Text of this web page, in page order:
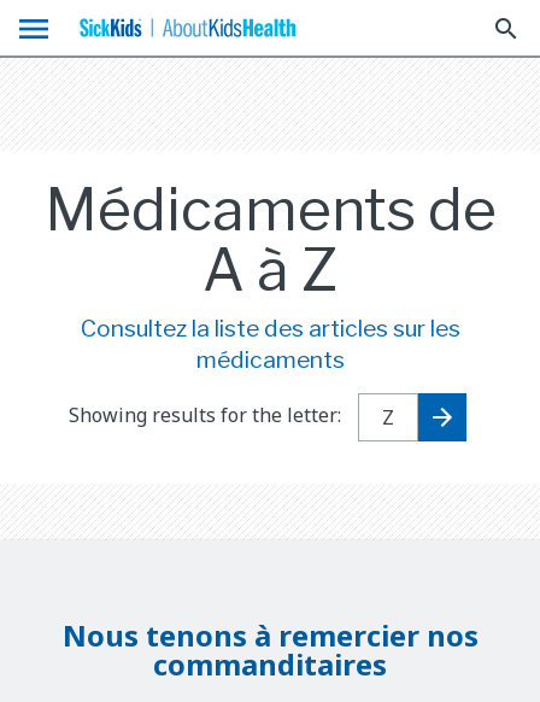
menu search
Médicaments de
A à Z
Consultez la liste des articles sur les
médicaments
Showing results for the letter:
Nous tenons à remercier nos
commanditaires